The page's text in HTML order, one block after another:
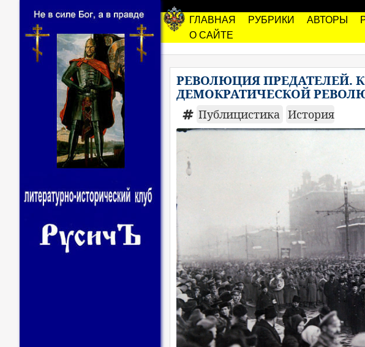
ГЛАВНАЯ РУБРИКИ АВТОРЫ
О САЙТЕ
РЕВОЛЮЦИЯ ПРЕДАТЕЛЕЙ.
ДЕМОКРАТИЧЕСКОЙ
Публицистика История